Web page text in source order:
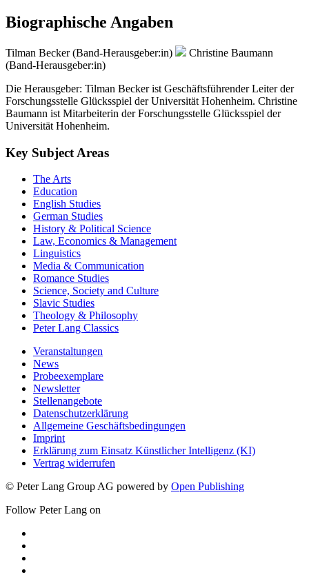
Biographische Angaben
Tilman Becker (Band-Herausgeber:in)
Christine Baumann
(Band-Herausgeber:in)
Die Herausgeber: Tilman Becker ist Geschäftsführender Leiter der
Forschungsstelle Glücksspiel der Universität Hohenheim. Christine
Baumann ist Mitarbeiterin der Forschungsstelle Glücksspiel der
Universität Hohenheim.
Key Subject Areas
The Arts
Education
English Studies
German Studies
History & Political Science
Law, Economics & Management
Linguistics
Media & Communication
Romance Studies
Science, Society and Culture
Slavic Studies
Theology & Philosophy
Peter Lang Classics
Veranstaltungen
News
Probeexemplare
Newsletter
Stellenangebote
Datenschutzerklärung
Allgemeine Geschäftsbedingungen
Imprint
Erklärung zum Einsatz Künstlicher Intelligenz (KI)
Vertrag widerrufen
© Peter Lang Group AG powered by Open Publishing
Follow Peter Lang on